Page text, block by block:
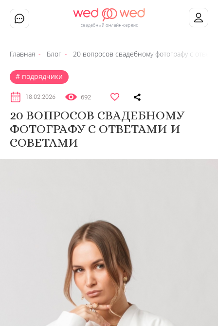
Главная Блог 20 вопросов свадебному фотографу с
подрядчики
18.02.2026 692
20 ВОПРОСОВ СВАДЕБНОМУ
ФОТОГРАФУ С ОТВЕТАМИ И
СОВЕТАМИ